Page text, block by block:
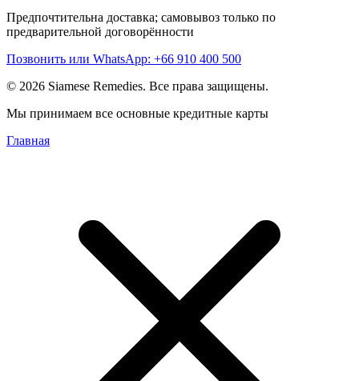
Предпочтительна доставка; самовывоз только по
предварительной договорённости
Позвонить или WhatsApp: +66 910 400 500
© 2026 Siamese Remedies. Все права защищены.
Мы принимаем все основные кредитные карты
Главная